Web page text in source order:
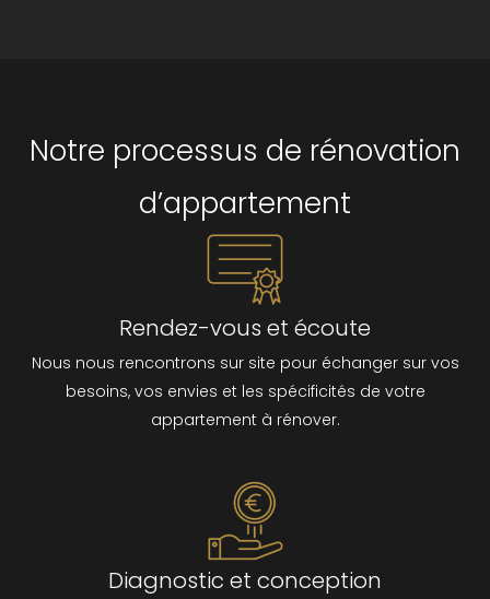
Notre processus de rénovation
d’appartement
Rendez-vous et écoute
Nous nous rencontrons sur site pour échanger sur vos
besoins, vos envies et les spécificités de votre
appartement à rénover.
Diagnostic et conception